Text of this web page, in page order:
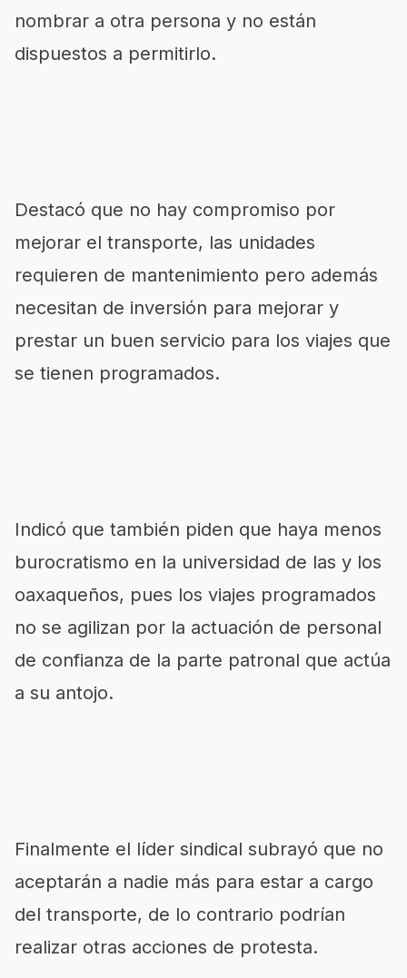
nombrar a otra persona y no están
dispuestos a permitirlo.
Destacó que no hay compromiso por
mejorar el transporte, las unidades
requieren de mantenimiento pero además
necesitan de inversión para mejorar y
prestar un buen servicio para los viajes que
se tienen programados.
Indicó que también piden que haya menos
burocratismo en la universidad de las y los
oaxaqueños, pues los viajes programados
no se agilizan por la actuación de personal
de confianza de la parte patronal que actúa
a su antojo.
Finalmente el líder sindical subrayó que no
aceptarán a nadie más para estar a cargo
del transporte, de lo contrario podrían
realizar otras acciones de protesta.